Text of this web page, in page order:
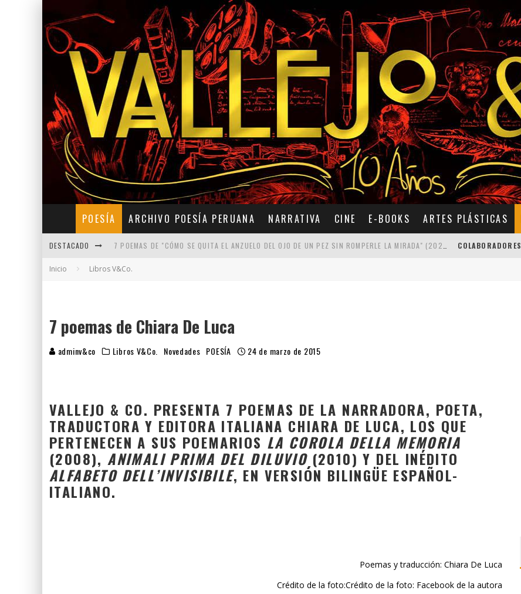
POESÍA ARCHIVO POESÍA PERUANA NARRATIVA CINE E-BOOKS ARTES PLÁSTICAS
DESTACADO
5 POEMAS DE "NUNCA DE MÍ TU ESPEJISMO" (2025), DE ROMINA SILMAN
COLABORADORES
Inicio Libros V&Co.
7 poemas de Chiara De Luca
adminv&co Libros V&Co. Novedades POESÍA 24 de marzo de 2015
VALLEJO & CO. PRESENTA 7 POEMAS DE LA NARRADORA, POETA,
TRADUCTORA Y EDITORA ITALIANA CHIARA DE LUCA, LOS QUE
PERTENECEN A SUS POEMARIOS LA COROLA DELLA MEMORIA
(2008), ANIMALI PRIMA DEL DILUVIO(2010) Y DEL INÉDITO
ALFABETO DELL’INVISIBILE, EN VERSIÓN BILINGÜE ESPAÑOL-
ITALIANO.
Poemas y traducción: Chiara De Luca
Crédito de la foto:Crédito de la foto: Facebook de la autora